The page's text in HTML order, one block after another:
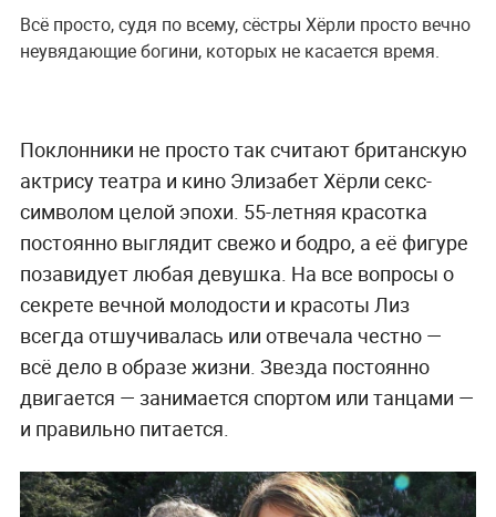
Всё просто, судя по всему, сёстры Хёрли просто вечно
неувядающие богини, которых не касается время.
Поклонники не просто так считают британскую
актрису театра и кино Элизабет Хёрли секс-
символом целой эпохи. 55-летняя красотка
постоянно выглядит свежо и бодро, а её фигуре
позавидует любая девушка. На все вопросы о
секрете вечной молодости и красоты Лиз
всегда отшучивалась или отвечала честно —
всё дело в образе жизни. Звезда постоянно
двигается — занимается спортом или танцами —
и правильно питается.